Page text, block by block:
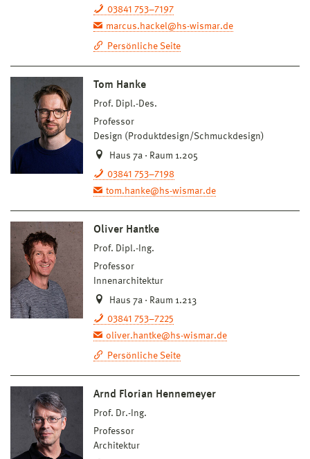
03841 753–7197
marcus.hackel@hs-wismar.de
Persönliche Seite
Tom Hanke
Prof. Dipl.-Des.
Professor
Design (Produktdesign/Schmuckdesign)
Haus 7a · Raum 1.205
03841 753–7198
tom.hanke@hs-wismar.de
Oliver Hantke
Prof. Dipl.-Ing.
Professor
Innenarchitektur
Haus 7a · Raum 1.213
03841 753–7225
oliver.hantke@hs-wismar.de
Persönliche Seite
Arnd Florian Hennemeyer
Prof. Dr.-Ing.
Professor
Architektur